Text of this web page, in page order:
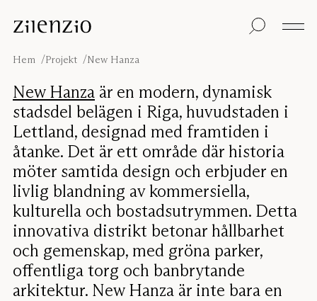
Insikter
Ljudberäknaren
Om oss
Ljudmiljöer
Inspiration
Projekt
Formgivare
Golvskärmar
Väggabsorbenter
Takabsorbenter
Sittmöbler
Pro
Studio
Focus®
Hållbarhet
Hem Projekt New Hanza
New Hanza är en modern, dynamisk
stadsdel belägen i Riga, huvudstaden i
Lettland, designad med framtiden i
åtanke. Det är ett område där historia
möter samtida design och erbjuder en
livlig blandning av kommersiella,
kulturella och bostadsutrymmen. Detta
innovativa distrikt betonar hållbarhet
och gemenskap, med gröna parker,
offentliga torg och banbrytande
arkitektur. New Hanza är inte bara en